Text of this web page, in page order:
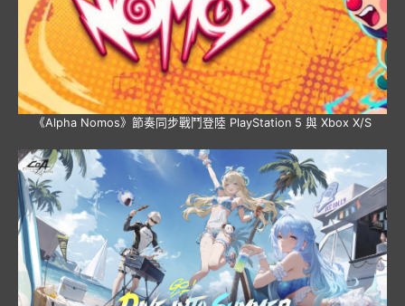
《Alpha Nomos》節奏同步戰鬥登陸 PlayStation 5 與 Xbox X/S